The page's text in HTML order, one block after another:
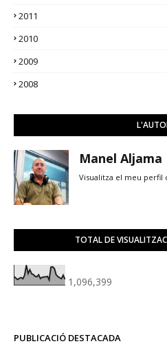
2011
2010
2009
2008
Manel Aljama
Visualitza el meu perfil
TOTAL DE
1,096,399
PUBLICACIÓ DESTACADA